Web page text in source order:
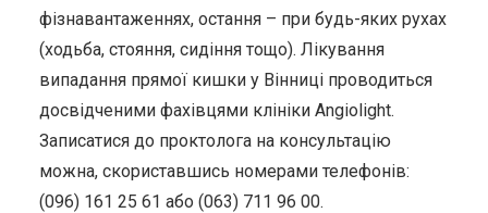
фізнавантаженнях, остання – при будь-яких рухах
(ходьба, стояння, сидіння тощо). Лікування
випадання прямої кишки у Вінниці проводиться
досвідченими фахівцями клініки Angiolight.
Записатися до проктолога на консультацію
можна, скориставшись номерами телефонів:
(096) 161 25 61 або (063) 711 96 00.